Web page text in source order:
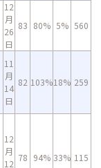
12
月
26
日
83 80% 5% 560
11
月
14
日
82 103%18% 259
12
月
12
78 94% 33% 115